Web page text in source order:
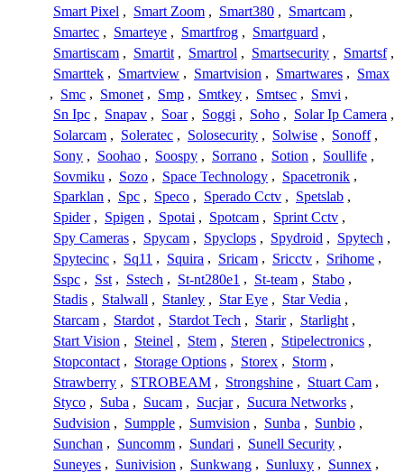
Smart Pixel , Smart Zoom , Smart380 , Smartcam ,
Smartec , Smarteye , Smartfrog , Smartguard ,
Smartiscam , Smartit , Smartrol , Smartsecurity , Smartsf ,
Smarttek , Smartview , Smartvision , Smartwares , Smax
, Smc , Smonet , Smp , Smtkey , Smtsec , Smvi ,
Sn Ipc , Snapav , Soar , Soggi , Soho , Solar Ip Camera ,
Solarcam , Soleratec , Solosecurity , Solwise , Sonoff ,
Sony , Soohao , Soospy , Sorrano , Sotion , Soullife ,
Sovmiku , Sozo , Space Technology , Spacetronik ,
Sparklan , Spc , Speco , Sperado Cctv , Spetslab ,
Spider , Spigen , Spotai , Spotcam , Sprint Cctv ,
Spy Cameras , Spycam , Spyclops , Spydroid , Spytech ,
Spytecinc , Sq11 , Squira , Sricam , Sricctv , Srihome ,
Sspc , Sst , Sstech , St-nt280e1 , St-team , Stabo ,
Stadis , Stalwall , Stanley , Star Eye , Star Vedia ,
Starcam , Stardot , Stardot Tech , Starir , Starlight ,
Start Vision , Steinel , Stem , Steren , Stipelectronics ,
Stopcontact , Storage Options , Storex , Storm ,
Strawberry , STROBEAM , Strongshine , Stuart Cam ,
Styco , Suba , Sucam , Sucjar , Sucura Networks ,
Sudvision , Sumpple , Sumvision , Sunba , Sunbio ,
Sunchan , Suncomm , Sundari , Sunell Security ,
Suneyes , Sunivision , Sunkwang , Sunluxy , Sunnex ,